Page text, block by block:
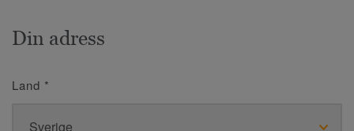
Din adress
Land *